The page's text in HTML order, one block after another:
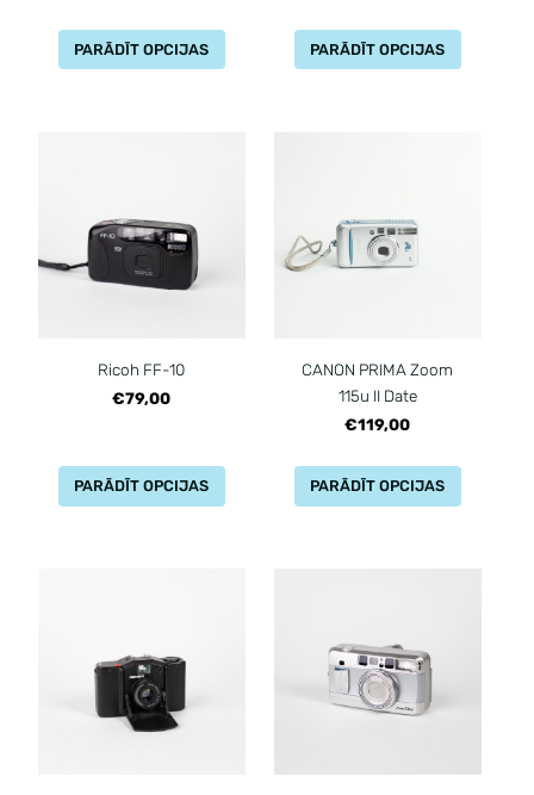
PARĀDĪT OPCIJAS PARĀDĪT OPCIJAS
Ricoh FF-10
€79,00
PARĀDĪT OPCIJAS
CANON PRIMA Zoom
115u II Date
€119,00
PARĀDĪT OPCIJAS